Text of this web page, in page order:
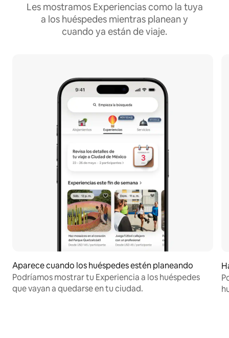
Les mostramos Experiencias como la tuya
a los huéspedes mientras planean y
cuando ya están de viaje.
Aparece cuando los huéspedes estén planeando
Podríamos mostrar tu Experiencia a los huéspedes
que vayan a quedarse en tu ciudad.